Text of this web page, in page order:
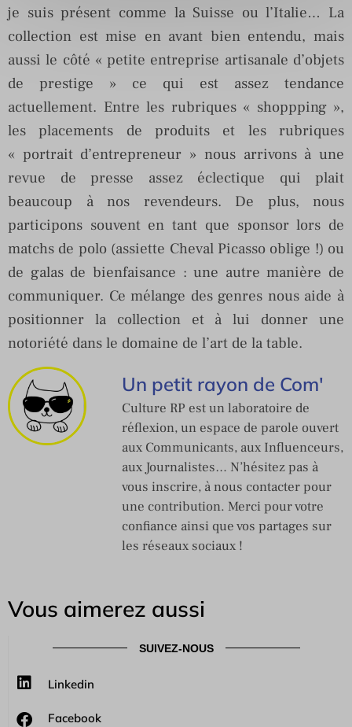
je suis présent comme la Suisse ou l’Italie… La
collection est mise en avant bien entendu, mais
aussi le côté « petite entreprise artisanale d’objets
de prestige » ce qui est assez tendance
actuellement. Entre les rubriques « shoppping »,
les placements de produits et les rubriques
« portrait d’entrepreneur » nous arrivons à une
revue de presse assez éclectique qui plait
beaucoup à nos revendeurs. De plus, nous
participons souvent en tant que sponsor lors de
matchs de polo (assiette Cheval Picasso oblige !) ou
de galas de bienfaisance : une autre manière de
communiquer. Ce mélange des genres nous aide à
positionner la collection et à lui donner une
notoriété dans le domaine de l’art de la table.
Un petit rayon de Com'
Culture RP est un laboratoire de
réflexion, un espace de parole ouvert
aux Communicants, aux Influenceurs,
aux Journalistes… N’hésitez pas à
vous inscrire, à nous contacter pour
une contribution. Merci pour votre
confiance ainsi que vos partages sur
les réseaux sociaux !
Vous aimerez aussi
SUIVEZ-NOUS
Linkedin
Facebook